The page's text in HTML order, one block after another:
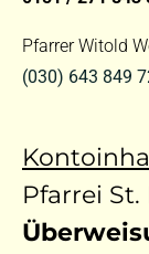
Pfarrer Witold
(030) 643 849
Pfarrei